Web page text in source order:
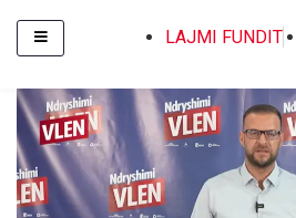
LAJMI FUNDIT